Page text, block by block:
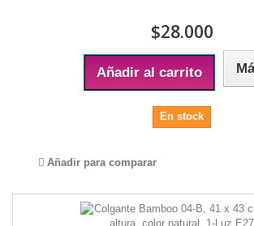
$28.000
Añadir al carrito
En stock
Añadir para comparar